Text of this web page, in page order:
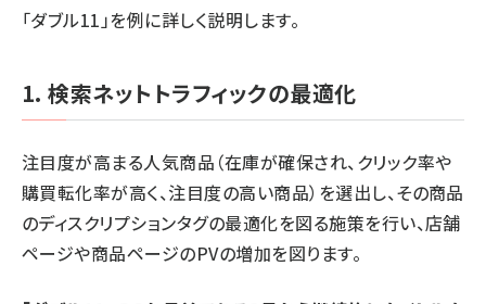
「ダブル11」を例に詳しく説明します。
1. 検索ネットトラフィックの最適化
注目度が高まる人気商品（在庫が確保され、クリック率や
購買転化率が高く、注目度の高い商品）を選出し、その商品
のディスクリプションタグの最適化を図る施策を行い、店舗
ページや商品ページのPVの増加を図ります。